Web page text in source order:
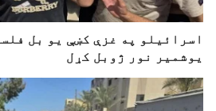
اسرائیلو په غزې کښې یو بل
یوشمیر نور ژوبل کړل